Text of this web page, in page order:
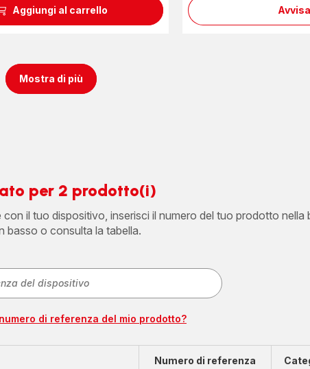
Aggiungi al carrello
Mostra di più
per 2 prodotto(i)
il tuo dispositivo, inserisci il numero del tuo prodotto nella
basso o consulta la tabella.
di referenza del mio prodotto?
Numero di referenza